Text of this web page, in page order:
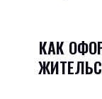
КАК